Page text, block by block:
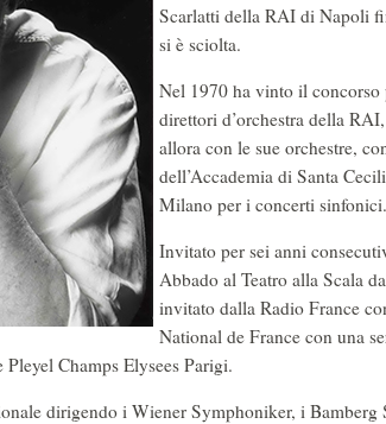
Scarlatti della RAI di Napoli
si è sciolta.
Nel 1970 ha vinto il concorso
direttori d’orchestra della
allora con le sue orchestre,
dell’Accademia di Santa
Milano per i concerti sinfonici.
Invitato per sei anni
Abbado al Teatro alla Scala
invitato dalla Radio France
National de France con una
Champs Elysees Parigi.
dirigendo i Wiener Symphoniker, i Bamberg